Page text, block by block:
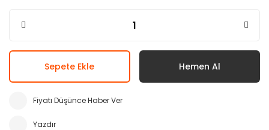
Sepete Ekle Hemen Al
Fiyatı Düşünce Haber Ver
Yazdır